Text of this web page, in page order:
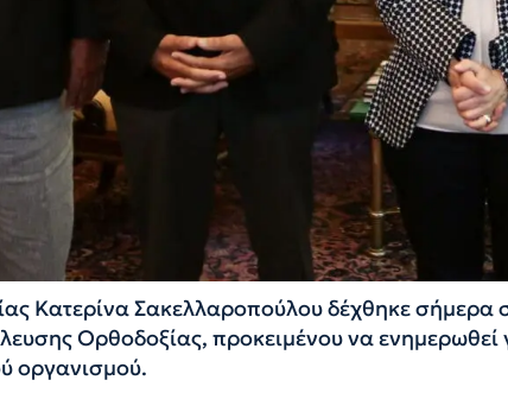
Κατερίνα Σακελλαροπούλου δέχθηκε σήμερα
Ορθοδοξίας, προκειμένου να ενημερωθεί
οργανισμού.